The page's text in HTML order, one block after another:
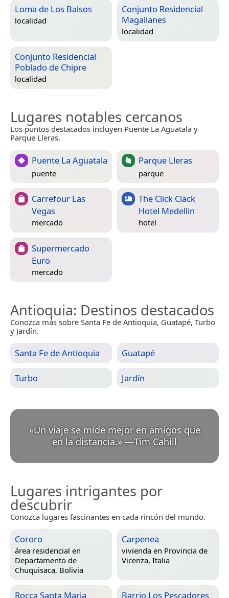
Loma de Los Balsos
localidad
Conjunto Residencial
Magallanes
localidad
Conjunto Residencial
Poblado de Chipre
localidad
Lugares notables cercanos
Los puntos destacados incluyen Puente La Aguatala y
Parque Lleras.
Puente La Aguatala
puente
Parque Lleras
parque
Carrefour Las
Vegas
mercado
The Click Clack
Hotel Medellin
hotel
Supermercado
Euro
mercado
Antioquia: Destinos destacados
Conozca más sobre Santa Fe de Antioquia, Guatapé, Turbo
y Jardín.
Santa Fe de Antioquia Guatapé
Turbo Jardín
«Un viaje se mide mejor en amigos que
en la distancia.» —Tim Cahill
Lugares intrigantes por
descubrir
Conozca lugares fascinantes en cada rincón del mundo.
Cororo
área residencial en
Departamento de
Chuquisaca, Bolivia
Carpenea
vivienda en Provincia de
Vicenza, Italia
Rocca Santa Maria Barrio Los Pescadores